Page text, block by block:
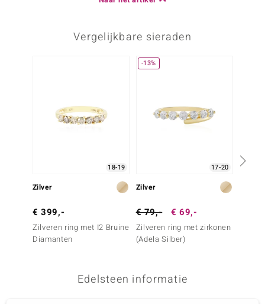
Vergelijkbare sieraden
18-19
Zilver
€ 399,-
Zilveren ring met I2 Bruine
Diamanten
-13%
17-20
Zilver
€ 79,- € 69,-
Zilveren ring met zirkonen
(Adela Silber)
Edelsteen informatie